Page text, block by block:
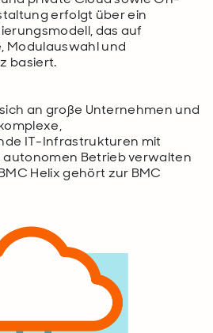
erfolgt über ein
das auf
Modulauswahl und
basiert.
an große Unternehmen und
IT-Infrastrukturen mit
autonomen Betrieb verwalten
Helix gehört zur BMC